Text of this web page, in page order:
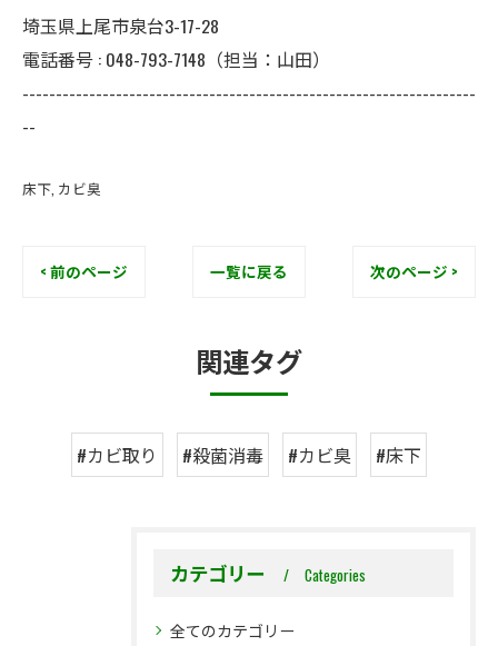
埼玉県上尾市泉台3-17-28
電話番号 : 048-793-7148（担当：山田）
--------------------------------------------------------------------
--
床下 カビ臭
< 前のページ 一覧に戻る 次のページ >
関連タグ
#カビ取り #殺菌消毒 #カビ臭 #床下
カテゴリー Categories
全てのカテゴリー